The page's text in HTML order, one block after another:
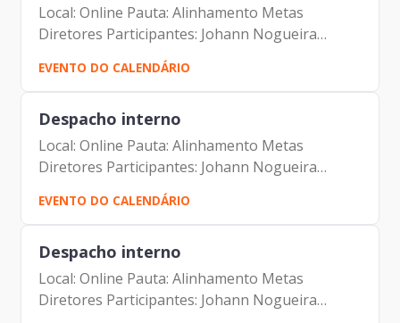
Local: Online Pauta: Alinhamento Metas
Diretores Participantes: Johann Nogueira
Dantas Lucia C Freire Almeida Carolina Magnani
Hiromoto Aline Souza de Araujo Santos
EVENTO DO CALENDÁRIO
Despacho interno
Local: Online Pauta: Alinhamento Metas
Diretores Participantes: Johann Nogueira
Dantas Lucia C Freire Almeida Carolina Magnani
Hiromoto Aline Souza de Araujo Santos
EVENTO DO CALENDÁRIO
Despacho interno
Local: Online Pauta: Alinhamento Metas
Diretores Participantes: Johann Nogueira